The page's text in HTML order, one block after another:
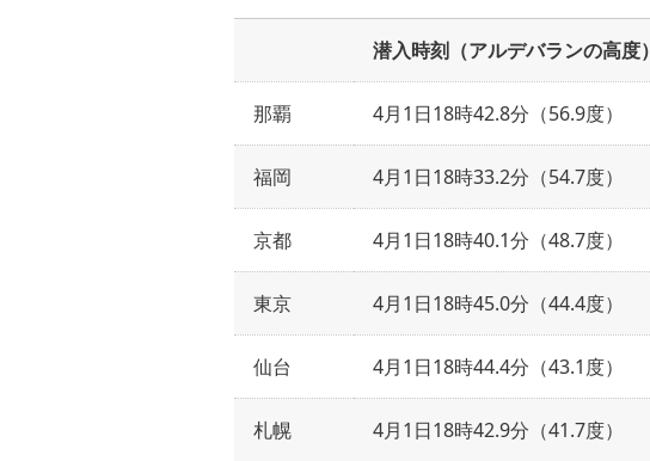
潜入時刻（アルデバランの高度）
那覇 4月1日18時42.8分（56.9度）
福岡 4月1日18時33.2分（54.7度）
京都 4月1日18時40.1分（48.7度）
東京 4月1日18時45.0分（44.4度）
仙台 4月1日18時44.4分（43.1度）
札幌 4月1日18時42.9分（41.7度）